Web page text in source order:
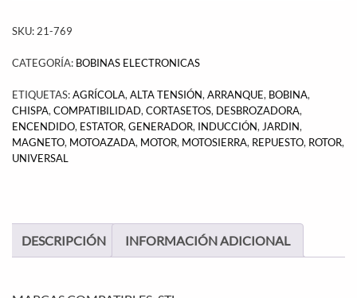
SKU: 21-769
CATEGORÍA: BOBINAS ELECTRONICAS
ETIQUETAS:AGRÍCOLA, ALTA TENSIÓN, ARRANQUE, BOBINA,
CHISPA, COMPATIBILIDAD, CORTASETOS, DESBROZADORA,
ENCENDIDO, ESTATOR, GENERADOR, INDUCCIÓN, JARDIN,
MAGNETO, MOTOAZADA, MOTOR, MOTOSIERRA, REPUESTO, ROTOR,
UNIVERSAL
DESCRIPCIÓN INFORMACIÓN ADICIONAL